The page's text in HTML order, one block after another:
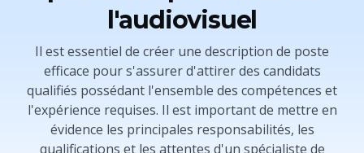
l'audiovisuel
Il est essentiel de créer une description de poste
efficace pour s'assurer d'attirer des candidats
qualifiés possédant l'ensemble des compétences et
l'expérience requises. Il est important de mettre en
évidence les principales responsabilités, les
qualifications et les attentes d'un spécialiste de